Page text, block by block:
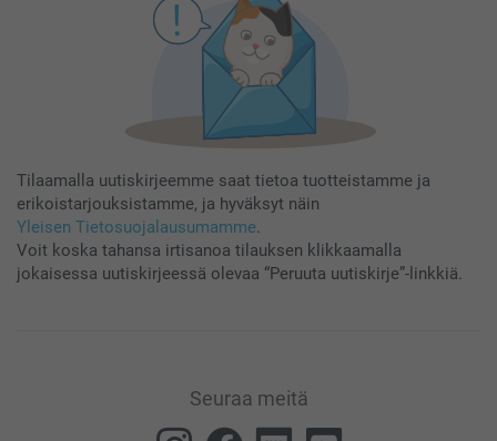
Tilaamalla uutiskirjeemme saat tietoa tuotteistamme ja
erikoistarjouksistamme, ja hyväksyt näin
Yleisen Tietosuojalausumamme.
Voit koska tahansa irtisanoa tilauksen klikkaamalla
jokaisessa uutiskirjeessä olevaa “Peruuta uutiskirje”-linkkiä.
Seuraa meitä